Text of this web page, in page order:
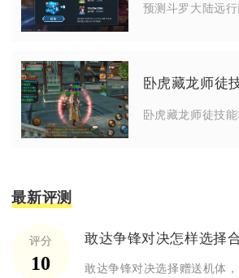
预测斗罗大陆远
卧虎藏龙师徒技
最新评测
评分
10
敢达争锋对决怎样选择